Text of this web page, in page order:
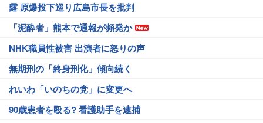
露 原爆投下巡り広島市長を批判
「泥酔者」熊本で通報が頻発か
NHK職員性被害 出演者に怒りの声
無期刑の「終身刑化」傾向続く
れいわ「いのちの党」に変更へ
90歳患者を殴る? 看護助手を逮捕